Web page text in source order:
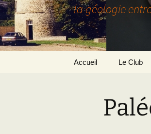
la géologie
Accueil Le Club
Paris